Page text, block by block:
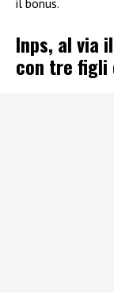
il bonus.
Inps, al via
con tre figli